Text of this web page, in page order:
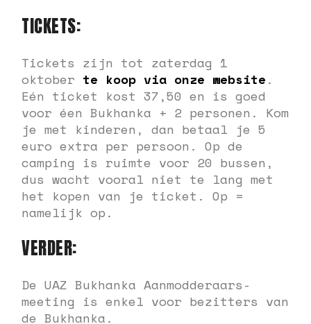
TICKETS:
Tickets zijn tot zaterdag 1
oktober te koop via onze website.
Eén ticket kost 37,50 en is goed
voor éen Bukhanka + 2 personen. Kom
je met kinderen, dan betaal je 5
euro extra per persoon. Op de
camping is ruimte voor 20 bussen,
dus wacht vooral niet te lang met
het kopen van je ticket. Op =
namelijk op.
VERDER:
De UAZ Bukhanka Aanmodderaars-
meeting is enkel voor bezitters van
de Bukhanka.